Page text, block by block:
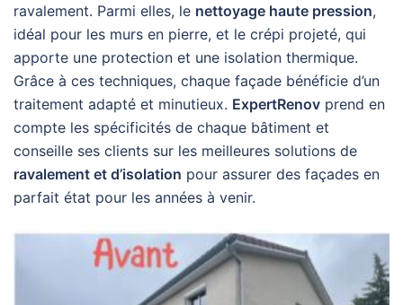
ravalement. Parmi elles, le nettoyage haute pression,
idéal pour les murs en pierre, et le crépi projeté, qui
apporte une protection et une isolation thermique.
Grâce à ces techniques, chaque façade bénéficie d’un
traitement adapté et minutieux. ExpertRenov prend en
compte les spécificités de chaque bâtiment et
conseille ses clients sur les meilleures solutions de
ravalement et d’isolation pour assurer des façades en
parfait état pour les années à venir.